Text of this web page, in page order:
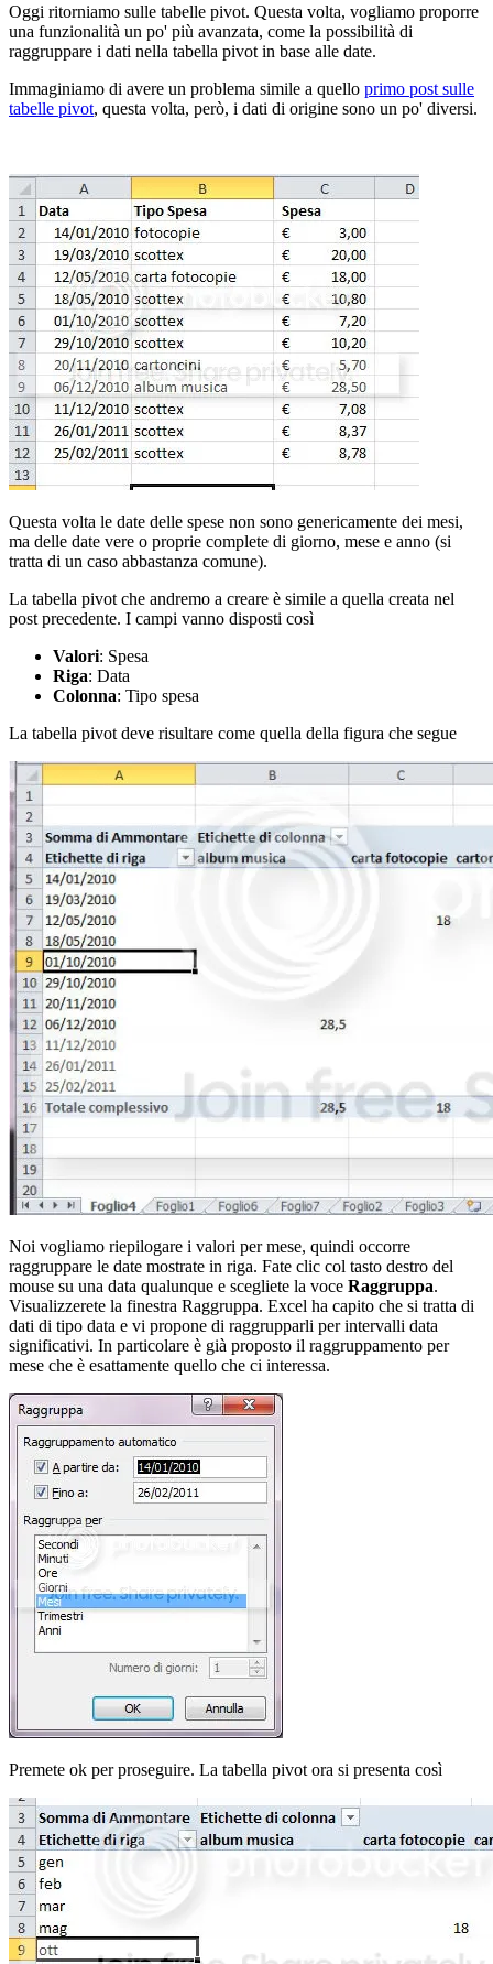
Oggi ritorniamo sulle tabelle pivot. Questa volta, vogliamo proporre
una funzionalità un po' più avanzata, come la possibilità di
raggruppare i dati nella tabella pivot in base alle date.
Immaginiamo di avere un problema simile a quello primo post sulle
tabelle pivot, questa volta, però, i dati di origine sono un po' diversi.
Questa volta le date delle spese non sono genericamente dei mesi,
ma delle date vere o proprie complete di giorno, mese e anno (si
tratta di un caso abbastanza comune).
La tabella pivot che andremo a creare è simile a quella creata nel
post precedente. I campi vanno disposti così
Valori: Spesa
Riga: Data
Colonna: Tipo spesa
La tabella pivot deve risultare come quella della figura che segue
Noi vogliamo riepilogare i valori per mese, quindi occorre
raggruppare le date mostrate in riga. Fate clic col tasto destro del
mouse su una data qualunque e scegliete la voce Raggruppa.
Visualizzerete la finestra Raggruppa. Excel ha capito che si tratta di
dati di tipo data e vi propone di raggrupparli per intervalli data
significativi. In particolare è già proposto il raggruppamento per
mese che è esattamente quello che ci interessa.
Premete ok per proseguire. La tabella pivot ora si presenta così